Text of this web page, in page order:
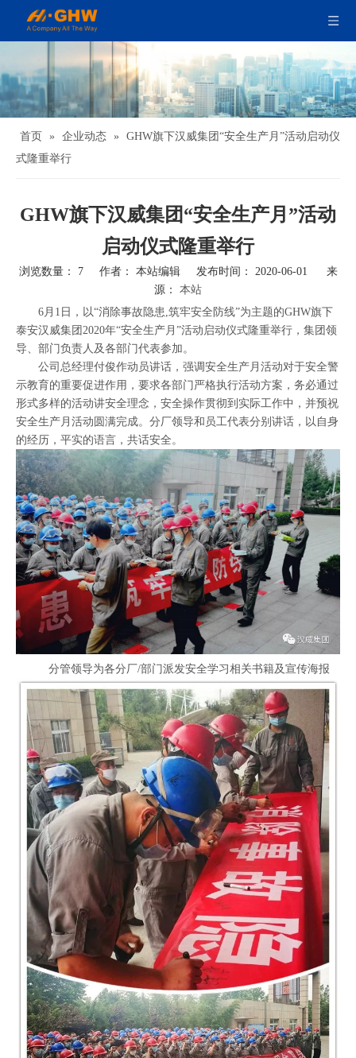
首页 » 企业动态 »
GHW旗下汉威集团“安全生产月”活动启动仪
式隆重举行
GHW旗下汉威集团“安全生产月”活动
启动仪式隆重举行
浏览数量： 7作者： 本站编辑 发布时间： 2020-06-01 来
源： 本站
6月1日，以“消除事故隐患,筑牢安全防线”为主题的GHW旗下
泰安汉威集团2020年“安全生产月”活动启动仪式隆重举行，集团领
导、部门负责人及各部门代表参加。
公司总经理付俊作动员讲话，强调安全生产月活动对于安全警
示教育的重要促进作用，要求各部门严格执行活动方案，务必通过
形式多样的活动讲安全理念，安全操作贯彻到实际工作中，并预祝
安全生产月活动圆满完成。分厂领导和员工代表分别讲话，以自身
的经历，平实的语言，共话安全。
分管领导为各分厂/部门派发安全学习相关书籍及宣传海报